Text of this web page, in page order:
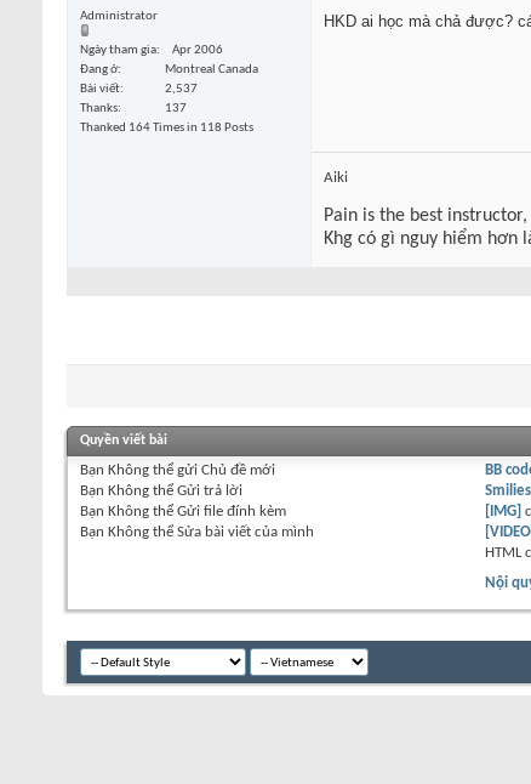
Administrator
Ngày tham gia
Apr 2006
Đang ở
Montreal Canada
Bài viết
2,537
Thanks
137
Thanked 164 Times in 118 Posts
HKD ai học mà chả được?
Aiki
Pain is the best
Khg có gì nguy hiểm hơn
Quyền viết bài
Bạn Không thể gửi Chủ đề mới
Bạn Không thể Gửi trả lời
Bạn Không thể Gửi file đính kèm
Bạn Không thể Sửa bài viết của mình
BB
Smilies
[IMG]
[VIDEO]
HTML
Nội